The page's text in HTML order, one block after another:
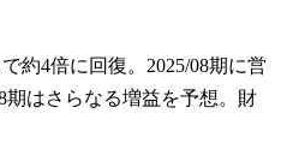
約4倍に回復。2025/08期に営
期はさらなる増益を予想。財